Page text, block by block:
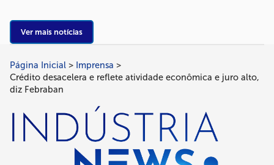
Ver mais notícias
Trilha
de
navegação
Página Inicial
Imprensa
Crédito desacelera e reflete atividade econômica e juro alto,
diz Febraban